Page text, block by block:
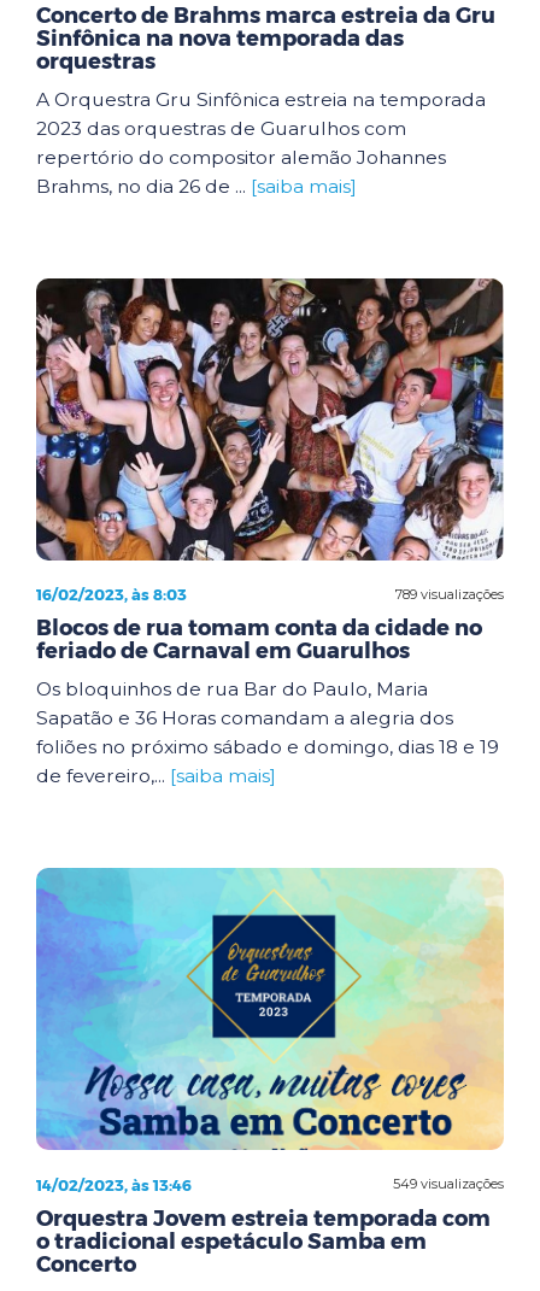
Concerto de Brahms marca estreia da Gru
Sinfônica na nova temporada das
orquestras
A Orquestra Gru Sinfônica estreia na temporada
2023 das orquestras de Guarulhos com
repertório do compositor alemão Johannes
Brahms, no dia 26 de ... [saiba mais]
789 visualizações
16/02/2023, às 8:03
Blocos de rua tomam conta da cidade no
feriado de Carnaval em Guarulhos
Os bloquinhos de rua Bar do Paulo, Maria
Sapatão e 36 Horas comandam a alegria dos
foliões no próximo sábado e domingo, dias 18 e 19
de fevereiro,... [saiba mais]
549 visualizações
14/02/2023, às 13:46
Orquestra Jovem estreia temporada com
o tradicional espetáculo Samba em
Concerto